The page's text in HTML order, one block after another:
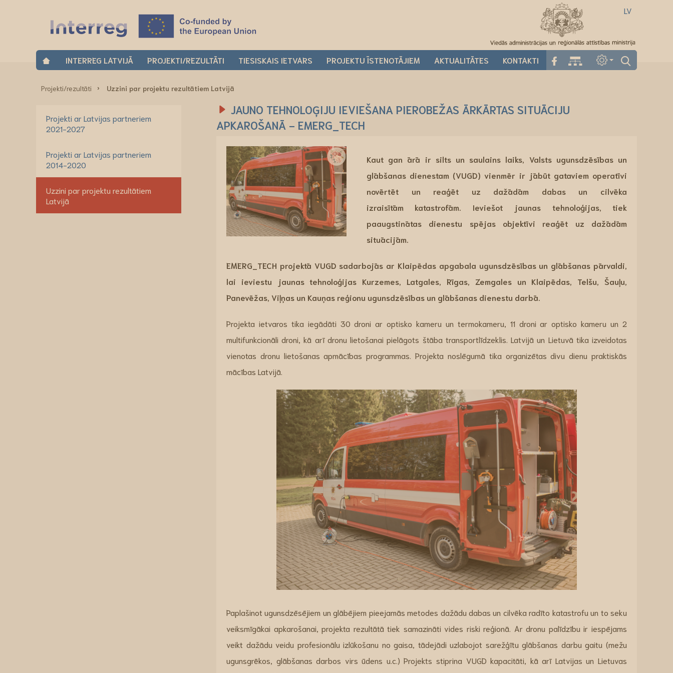
LV
INTERREG LATVIJĀ PROJEKTI/REZULTĀTI TIESISKAIS IETVARS PROJEKTU ĪSTENOTĀJIEM AKTUALITĀTES KONTAKTI
Projekti/rezultāti Uzzini par projektu rezultātiem Latvijā
Projekti ar Latvijas partneriem
2021-2027
Projekti ar Latvijas partneriem
2014-2020
Uzzini par projektu rezultātiem
Latvijā
JAUNO TEHNOLOĢIJU IEVIEŠANA PIEROBEŽAS ĀRKĀRTAS SITUĀCIJU
APKAROŠANĀ - EMERG_TECH
Kaut gan ārā ir silts un saulains laiks, Valsts ugunsdzēsības un
glābšanas dienestam (VUGD) vienmēr ir jābūt gataviem operatīvi
novērtēt un reaģēt uz dažādām dabas un cilvēka
izraisītām katastrofām. Ieviešot jaunas tehnoloģijas, tiek
paaugstinātas dienestu spējas objektīvi reaģēt uz dažādām
situācijām.
EMERG_TECH projektā VUGD sadarbojās ar Klaipēdas apgabala ugunsdzēsības un glābšanas pārvaldi,
lai ieviestu jaunas tehnoloģijas Kurzemes, Latgales, Rīgas, Zemgales un Klaipēdas, Telšu, Šauļu,
Panevēžas, Viļņas un Kauņas reģionu ugunsdzēsības un glābšanas dienestu darbā.
Projekta ietvaros tika iegādāti 30 droni ar optisko kameru un termokameru, 11 droni ar optisko kameru un 2
multifunkcionāli droni, kā arī dronu lietošanai pielāgots štāba transportlīdzeklis. Latvijā un Lietuvā tika izveidotas
vienotas dronu lietošanas apmācības programmas. Projekta noslēgumā tika organizētas divu dienu praktiskās
mācības Latvijā.
Paplašinot ugunsdzēsējiem un glābējiem pieejamās metodes dažādu dabas un cilvēka radīto katastrofu un to seku
veiksmīgākai apkarošanai, projekta rezultātā tiek samazināti vides riski reģionā. Ar dronu palīdzību ir iespējams
veikt dažādu veidu profesionālu izlūkošanu no gaisa, tādejādi uzlabojot sarežģītu glābšanas darbu gaitu (mežu
ugunsgrēkos, glābšanas darbos virs ūdens u.c.) Projekts stiprina VUGD kapacitāti, kā arī Latvijas un Lietuvas